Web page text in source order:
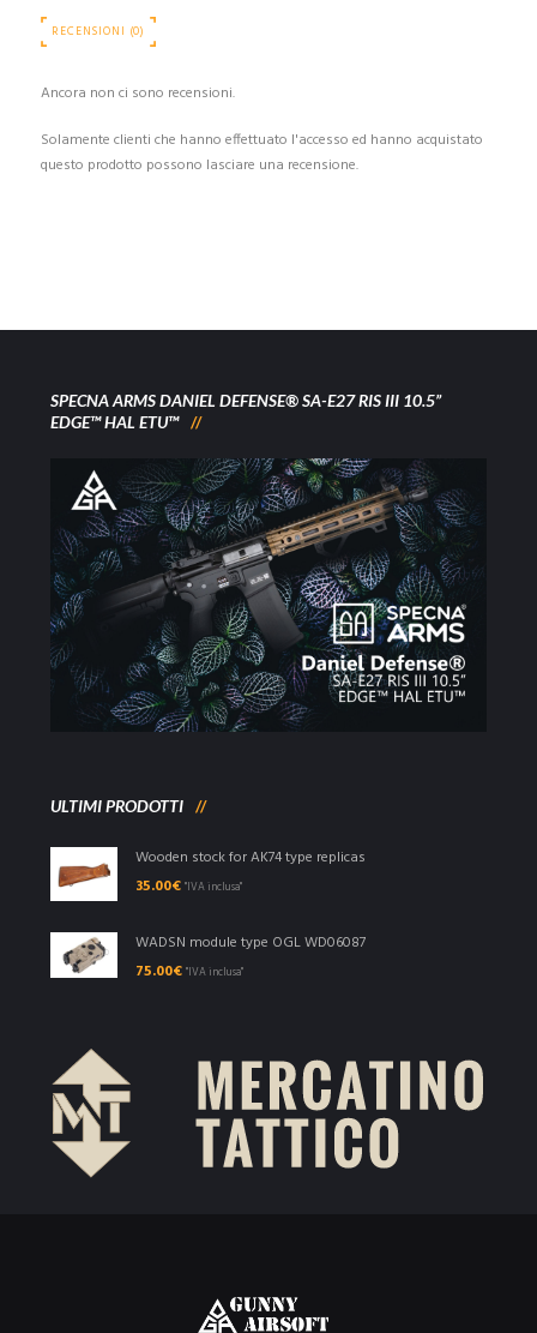
RECENSIONI (0)
Ancora non ci sono recensioni.
Solamente clienti che hanno effettuato l'accesso ed hanno acquistato
questo prodotto possono lasciare una recensione.
SPECNA ARMS DANIEL DEFENSE® SA-E27 RIS III 10.5”
EDGE™ HAL ETU™
ULTIMI PRODOTTI
Wooden stock for AK74 type replicas
35.00€ "IVA inclusa"
WADSN module type OGL WD06087
75.00€ "IVA inclusa"